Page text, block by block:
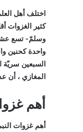
اختلف أهل
كثير الغزوات
وسلمّ- تسع
واحدة كحنين
السبعين سريّة
المغازي ، أن
أهم
أهم غزوات